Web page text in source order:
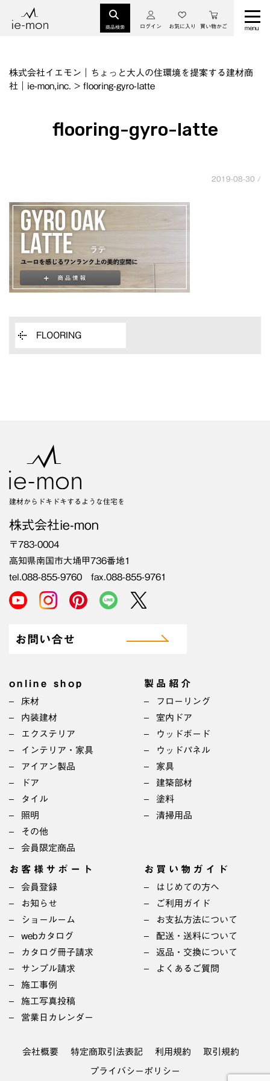
商品検索 ログイン お気に入り 買い物かご
株式会社イエモン｜ちょっと大人の住環境を提案する建材商
社｜ie-mon,inc. > flooring-gyro-latte
flooring-gyro-latte
2019-08-30 /
FLOORING
建材からドキドキするような住宅を
株式会社ie-mon
〒783-0004
高知県南国市大埇甲736番地1
tel.088-855-9760 fax.088-855-9761
お問い合せ
online shop
床材
内装建材
エクステリア
インテリア・家具
アイアン製品
ドア
タイル
照明
その他
会員限定商品
製品紹介
フローリング
室内ドア
ウッドボード
ウッドパネル
家具
建築部材
塗料
清掃用品
お客様サポート
会員登録
お知らせ
ショールーム
webカタログ
カタログ冊子請求
サンプル請求
施工事例
施工写真投稿
営業日カレンダー
お買い物ガイド
はじめての方へ
ご利用ガイド
お支払方法について
配送・送料について
返品・交換について
よくあるご質問
会社概要 特定商取引法表記 利用規約 取引規約
プライバシーポリシー